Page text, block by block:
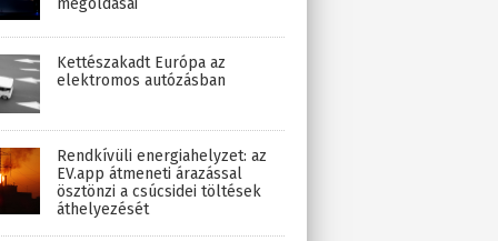
megoldásai
Kettészakadt Európa az
elektromos autózásban
Rendkívüli energiahelyzet: az
EV.app átmeneti árazással
ösztönzi a csúcsidei töltések
áthelyezését